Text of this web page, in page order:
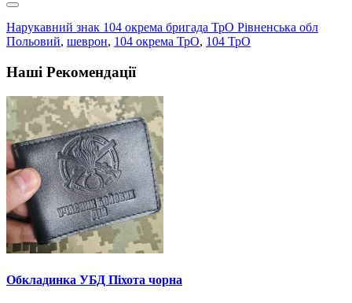
Нарукавний знак 104 окрема бригада ТрО Рівненська обл
Польовий, шеврон, 104 окрема ТрО, 104 ТрО
Наші Рекомендації
Обкладинка УБД Піхота чорна